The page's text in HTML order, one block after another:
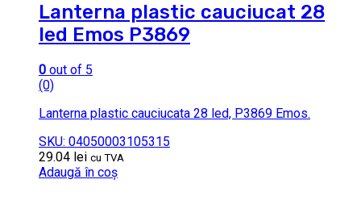
Lanterna plastic cauciucat 28
led Emos P3869
0 out of 5
(0)
Lanterna plastic cauciucata 28 led, P3869 Emos.
SKU: 04050003105315
29.04 lei cu TVA
Adaugă în coș